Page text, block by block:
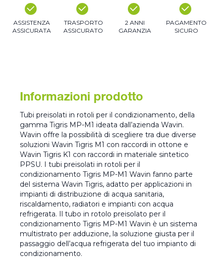
ASSISTENZA
ASSICURATA
TRASPORTO
ASSICURATO
2 ANNI
GARANZIA
PAGAMENTO
SICURO
Informazioni prodotto
Tubi preisolati in rotoli per il condizionamento, della
gamma Tigris MP-M1 ideata dall’azienda Wavin.
Wavin offre la possibilità di scegliere tra due diverse
soluzioni Wavin Tigris M1 con raccordi in ottone e
Wavin Tigris K1 con raccordi in materiale sintetico
PPSU. I tubi preisolati in rotoli per il
condizionamento Tigris MP-M1 Wavin fanno parte
del sistema Wavin Tigris, adatto per applicazioni in
impianti di distribuzione di acqua sanitaria,
riscaldamento, radiatori e impianti con acqua
refrigerata. Il tubo in rotolo preisolato per il
condizionamento Tigris MP-M1 Wavin è un sistema
multistrato per adduzione, la soluzione giusta per il
passaggio dell’acqua refrigerata del tuo impianto di
condizionamento.